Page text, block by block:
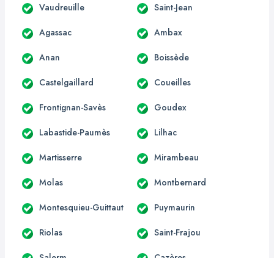
Vaudreuille Saint-Jean
Agassac Ambax
Anan Boissède
Castelgaillard Coueilles
Frontignan-Savès Goudex
Labastide-Paumès Lilhac
Martisserre Mirambeau
Molas Montbernard
Montesquieu-Guittaut Puymaurin
Riolas Saint-Frajou